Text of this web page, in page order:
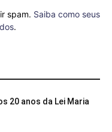
spam. Saiba como seus
.
20 anos da Lei Maria